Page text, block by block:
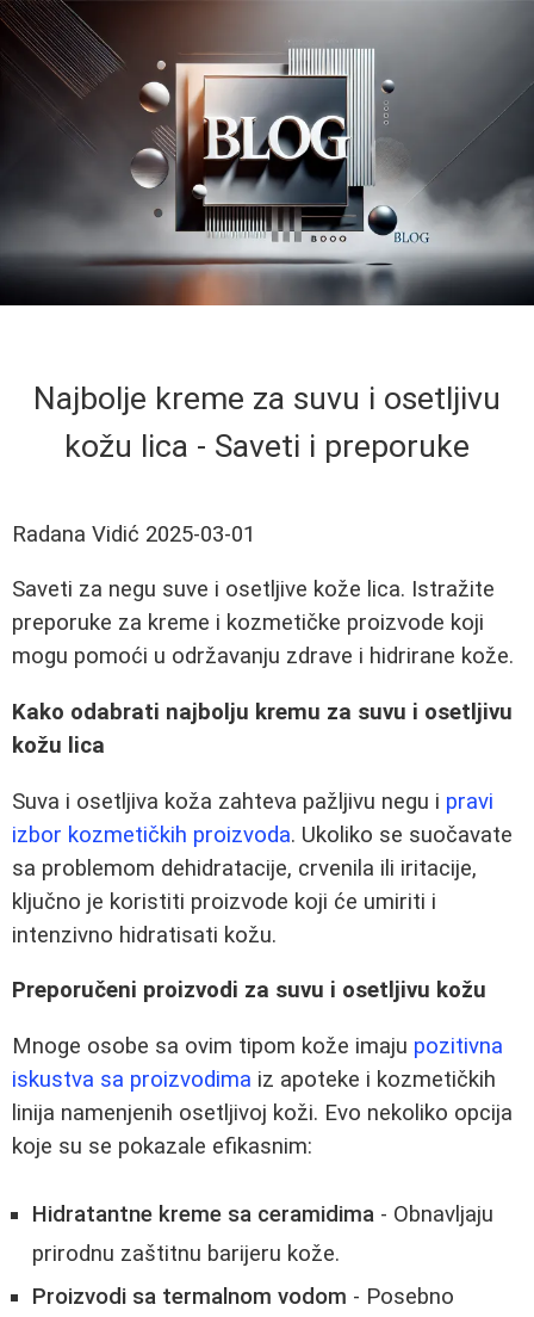
Najbolje kreme za suvu i osetljivu
kožu lica - Saveti i preporuke
Radana Vidić 2025-03-01
Saveti za negu suve i osetljive kože lica. Istražite
preporuke za kreme i kozmetičke proizvode koji
mogu pomoći u održavanju zdrave i hidrirane kože.
Kako odabrati najbolju kremu za suvu i osetljivu
kožu lica
Suva i osetljiva koža zahteva pažljivu negu i pravi
izbor kozmetičkih proizvoda. Ukoliko se suočavate
sa problemom dehidratacije, crvenila ili iritacije,
ključno je koristiti proizvode koji će umiriti i
intenzivno hidratisati kožu.
Preporučeni proizvodi za suvu i osetljivu kožu
Mnoge osobe sa ovim tipom kože imaju pozitivna
iskustva sa proizvodima iz apoteke i kozmetičkih
linija namenjenih osetljivoj koži. Evo nekoliko opcija
koje su se pokazale efikasnim:
Hidratantne kreme sa ceramidima - Obnavljaju
prirodnu zaštitnu barijeru kože.
Proizvodi sa termalnom vodom - Posebno